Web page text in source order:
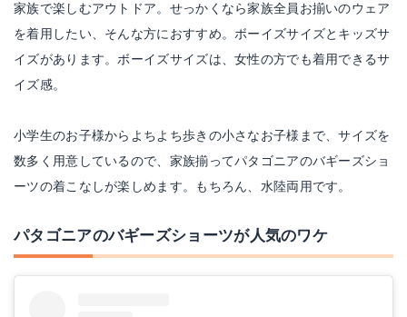
家族で楽しむアウトドア。せっかくなら家族全員お揃いのウェア
を着用したい、そんな方におすすめ。ボーイズサイズとキッズサ
イズがあります。ボーイズサイズは、女性の方でも着用できるサ
イズ感。
小学生のお子様からよちよち歩きの小さなお子様まで、サイズを
数多く用意しているので、家族揃ってパタゴニアのバギーズショ
ーツの着こなしが楽しめます。もちろん、水陸両用です。
パタゴニアのバギーズショーツが人気のワケ